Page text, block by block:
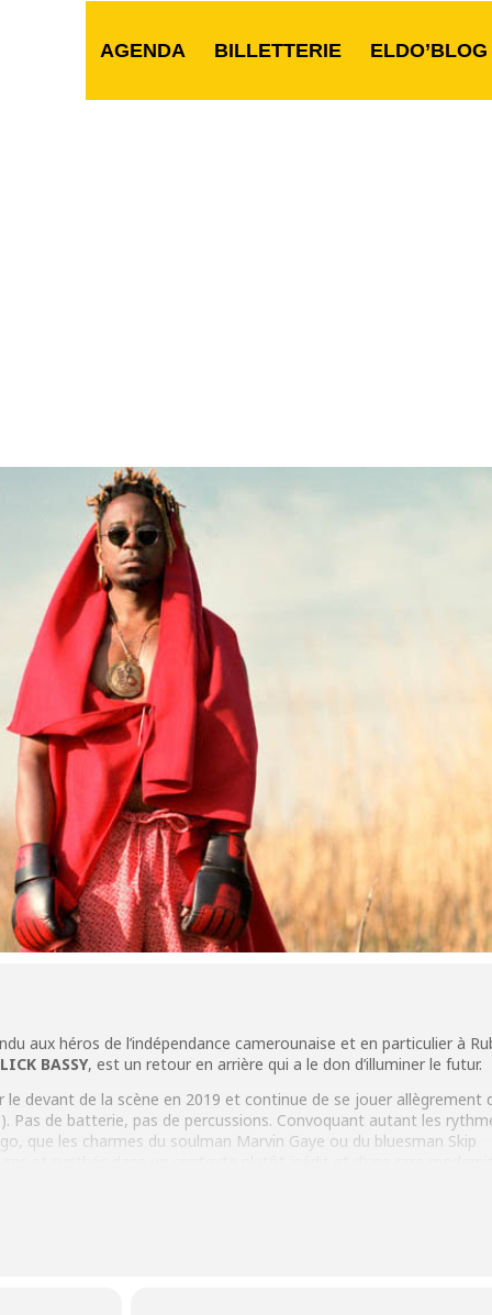
AGENDA BILLETTERIE ELDO’BLOG
aux héros de l’indépendance camerounaise et en particulier à
BASSY, est un retour en arrière qui a le don d’illuminer le futur.
devant de la scène en 2019 et continue de se jouer allègrement
Pas de batterie, pas de percussions. Convoquant autant les
que les charmes du soulman Marvin Gaye ou du bluesman Skip
la contribution du prolifique producteur Renaud Letang (Philippe